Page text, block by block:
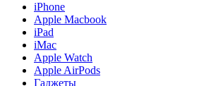
iPhone
Apple Macbook
iPad
iMac
Apple Watch
Apple AirPods
Гаджеты